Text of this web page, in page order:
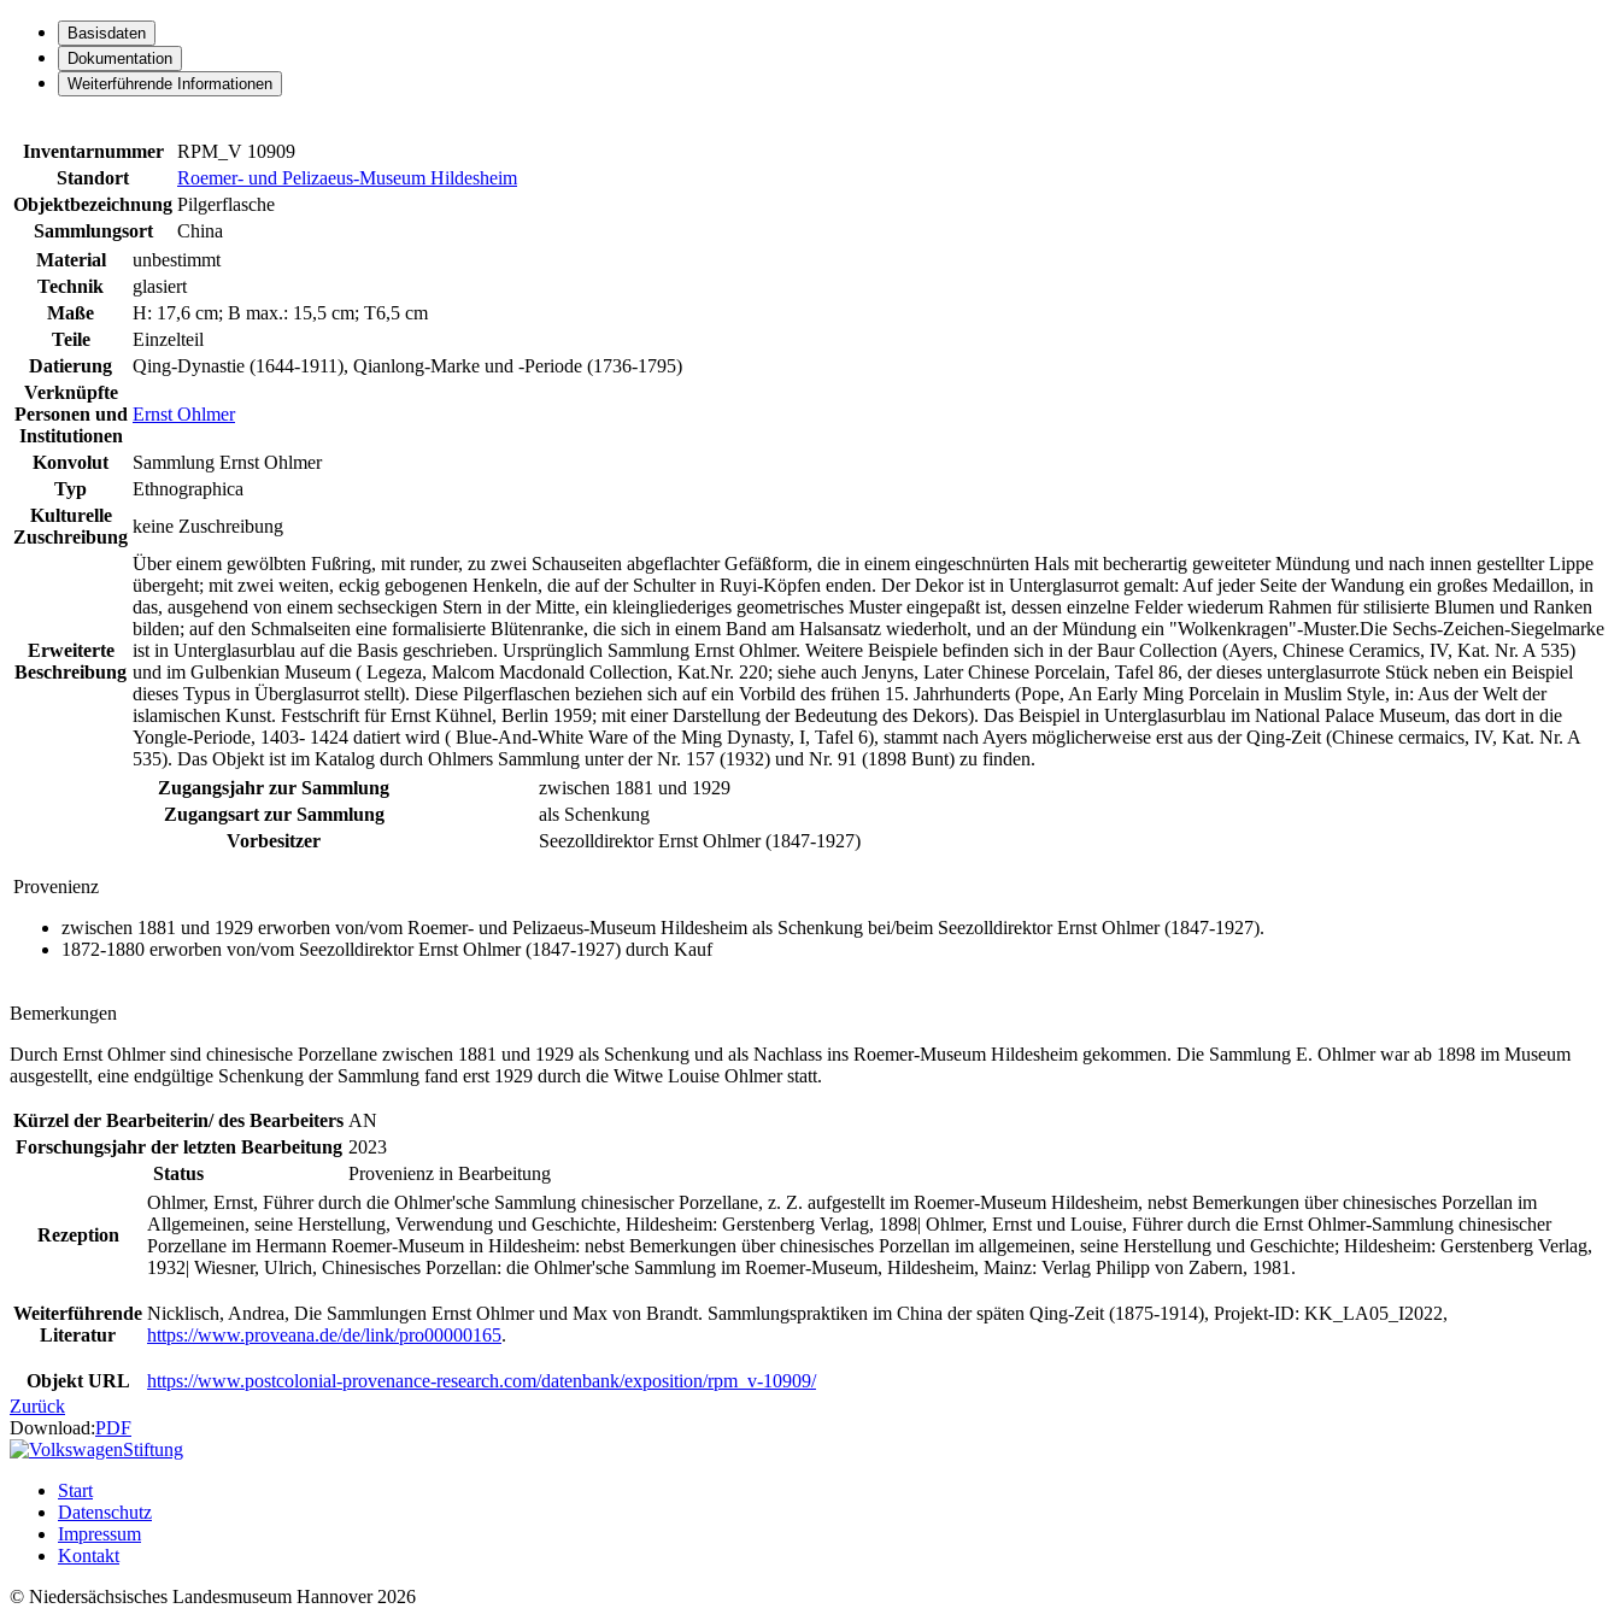
Basisdaten
Dokumentation
Weiterführende Informationen
Inventarnummer
RPM_V 10909
Standort
Roemer- und Pelizaeus-Museum Hildesheim
Objektbezeichnung Pilgerflasche
Sammlungsort
China
Material
unbestimmt
Technik
glasiert
Maße
H: 17,6 cm; B max.: 15,5 cm; T6,5 cm
Teile
Einzelteil
Datierung
Qing-Dynastie (1644-1911), Qianlong-Marke und -Periode (1736-1795)
Verknüpfte
Personen und
Institutionen
Ernst Ohlmer
Konvolut
Sammlung Ernst Ohlmer
Typ
Ethnographica
Kulturelle
Zuschreibung
keine Zuschreibung
Erweiterte
Beschreibung
Über einem gewölbten Fußring, mit runder, zu zwei Schauseiten abgeflachter Gefäßform, die in einem eingeschnürten Hals mit becherartig geweiteter Mündung und nach innen gestellter Lippe
übergeht; mit zwei weiten, eckig gebogenen Henkeln, die auf der Schulter in Ruyi-Köpfen enden. Der Dekor ist in Unterglasurrot gemalt: Auf jeder Seite der Wandung ein großes Medaillon, in
das, ausgehend von einem sechseckigen Stern in der Mitte, ein kleingliederiges geometrisches Muster eingepaßt ist, dessen einzelne Felder wiederum Rahmen für stilisierte Blumen und Ranken
bilden; auf den Schmalseiten eine formalisierte Blütenranke, die sich in einem Band am Halsansatz wiederholt, und an der Mündung ein "Wolkenkragen"-Muster.Die Sechs-Zeichen-Siegelmarke
ist in Unterglasurblau auf die Basis geschrieben. Ursprünglich Sammlung Ernst Ohlmer. Weitere Beispiele befinden sich in der Baur Collection (Ayers, Chinese Ceramics, IV, Kat. Nr. A 535)
und im Gulbenkian Museum ( Legeza, Malcom Macdonald Collection, Kat.Nr. 220; siehe auch Jenyns, Later Chinese Porcelain, Tafel 86, der dieses unterglasurrote Stück neben ein Beispiel
dieses Typus in Überglasurrot stellt). Diese Pilgerflaschen beziehen sich auf ein Vorbild des frühen 15. Jahrhunderts (Pope, An Early Ming Porcelain in Muslim Style, in: Aus der Welt der
islamischen Kunst. Festschrift für Ernst Kühnel, Berlin 1959; mit einer Darstellung der Bedeutung des Dekors). Das Beispiel in Unterglasurblau im National Palace Museum, das dort in die
Yongle-Periode, 1403- 1424 datiert wird ( Blue-And-White Ware of the Ming Dynasty, I, Tafel 6), stammt nach Ayers möglicherweise erst aus der Qing-Zeit (Chinese cermaics, IV, Kat. Nr. A
535). Das Objekt ist im Katalog durch Ohlmers Sammlung unter der Nr. 157 (1932) und Nr. 91 (1898 Bunt) zu finden.
Zugangsjahr zur Sammlung
zwischen 1881 und 1929
Zugangsart zur Sammlung
als Schenkung
Vorbesitzer
Seezolldirektor Ernst Ohlmer (1847-1927)
Provenienz
zwischen 1881 und 1929 erworben von/vom Roemer- und Pelizaeus-Museum Hildesheim als Schenkung bei/beim Seezolldirektor Ernst Ohlmer (1847-1927).
1872-1880 erworben von/vom Seezolldirektor Ernst Ohlmer (1847-1927) durch Kauf
Bemerkungen
Durch Ernst Ohlmer sind chinesische Porzellane zwischen 1881 und 1929 als Schenkung und als Nachlass ins Roemer-Museum Hildesheim gekommen. Die Sammlung E. Ohlmer war ab 1898 im Museum
ausgestellt, eine endgültige Schenkung der Sammlung fand erst 1929 durch die Witwe Louise Ohlmer statt.
Kürzel der Bearbeiterin/ des Bearbeiters AN
Forschungsjahr der letzten Bearbeitung 2023
Status
Provenienz in Bearbeitung
Rezeption
Ohlmer, Ernst, Führer durch die Ohlmer'sche Sammlung chinesischer Porzellane, z. Z. aufgestellt im Roemer-Museum Hildesheim, nebst Bemerkungen über chinesisches Porzellan im
Allgemeinen, seine Herstellung, Verwendung und Geschichte, Hildesheim: Gerstenberg Verlag, 1898| Ohlmer, Ernst und Louise, Führer durch die Ernst Ohlmer-Sammlung chinesischer
Porzellane im Hermann Roemer-Museum in Hildesheim: nebst Bemerkungen über chinesisches Porzellan im allgemeinen, seine Herstellung und Geschichte; Hildesheim: Gerstenberg Verlag,
1932| Wiesner, Ulrich, Chinesisches Porzellan: die Ohlmer'sche Sammlung im Roemer-Museum, Hildesheim, Mainz: Verlag Philipp von Zabern, 1981.
Weiterführende
Literatur
Nicklisch, Andrea, Die Sammlungen Ernst Ohlmer und Max von Brandt. Sammlungspraktiken im China der späten Qing-Zeit (1875-1914), Projekt-ID: KK_LA05_I2022,
https://www.proveana.de/de/link/pro00000165.
Objekt URL
https://www.postcolonial-provenance-research.com/datenbank/exposition/rpm_v-10909/
Zurück
Download:PDF
Start
Datenschutz
Impressum
Kontakt
© Niedersächsisches Landesmuseum Hannover 2026